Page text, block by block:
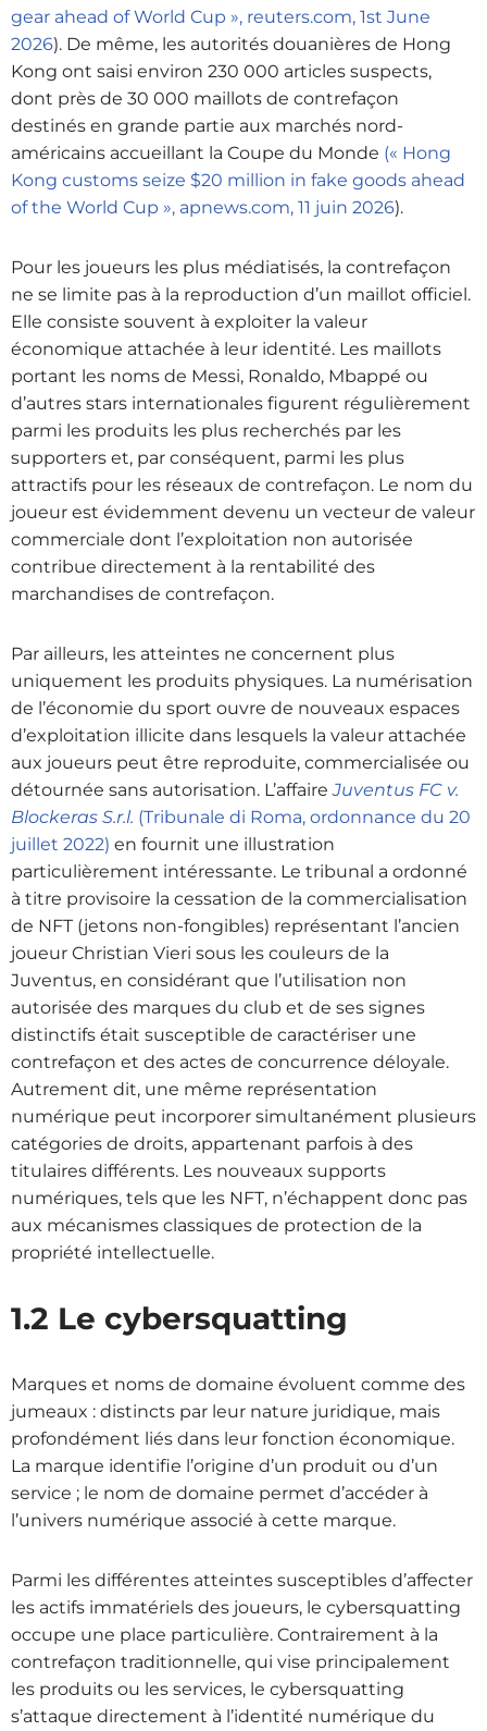
gear ahead of World Cup », reuters.com, 1st June
2026). De même, les autorités douanières de Hong
Kong ont saisi environ 230 000 articles suspects,
dont près de 30 000 maillots de contrefaçon
destinés en grande partie aux marchés nord-
américains accueillant la Coupe du Monde (« Hong
Kong customs seize $20 million in fake goods ahead
of the World Cup », apnews.com, 11 juin 2026).
Pour les joueurs les plus médiatisés, la contrefaçon
ne se limite pas à la reproduction d’un maillot officiel.
Elle consiste souvent à exploiter la valeur
économique attachée à leur identité. Les maillots
portant les noms de Messi, Ronaldo, Mbappé ou
d’autres stars internationales figurent régulièrement
parmi les produits les plus recherchés par les
supporters et, par conséquent, parmi les plus
attractifs pour les réseaux de contrefaçon. Le nom du
joueur est évidemment devenu un vecteur de valeur
commerciale dont l’exploitation non autorisée
contribue directement à la rentabilité des
marchandises de contrefaçon.
Par ailleurs, les atteintes ne concernent plus
uniquement les produits physiques. La numérisation
de l’économie du sport ouvre de nouveaux espaces
d’exploitation illicite dans lesquels la valeur attachée
aux joueurs peut être reproduite, commercialisée ou
détournée sans autorisation. L’affaireJuventus FC v.
Blockeras S.r.l. (Tribunale di Roma, ordonnance du 20
juillet 2022) en fournit une illustration
particulièrement intéressante. Le tribunal a ordonné
à titre provisoire la cessation de la commercialisation
de NFT (jetons non-fongibles) représentant l’ancien
joueur Christian Vieri sous les couleurs de la
Juventus, en considérant que l’utilisation non
autorisée des marques du club et de ses signes
distinctifs était susceptible de caractériser une
contrefaçon et des actes de concurrence déloyale.
Autrement dit, une même représentation
numérique peut incorporer simultanément plusieurs
catégories de droits, appartenant parfois à des
titulaires différents. Les nouveaux supports
numériques, tels que les NFT, n’échappent donc pas
aux mécanismes classiques de protection de la
propriété intellectuelle.
1.2 Le cybersquatting
Marques et noms de domaine évoluent comme des
jumeaux : distincts par leur nature juridique, mais
profondément liés dans leur fonction économique.
La marque identifie l’origine d’un produit ou d’un
service ; le nom de domaine permet d’accéder à
l’univers numérique associé à cette marque.
Parmi les différentes atteintes susceptibles d’affecter
les actifs immatériels des joueurs, le cybersquatting
occupe une place particulière. Contrairement à la
contrefaçon traditionnelle, qui vise principalement
les produits ou les services, le cybersquatting
s’attaque directement à l’identité numérique du